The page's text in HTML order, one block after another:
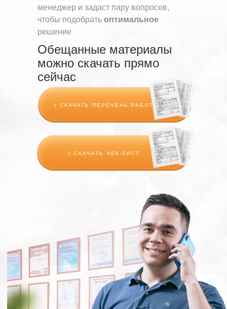
менеджер и задаст пару вопросов,
чтобы подобрать оптимальное
решение
Обещанные материалы
можно скачать прямо
сейчас
⭳ СКАЧАТЬ ПЕРЕЧЕНЬ РАБОТ
⭳ СКАЧАТЬ ЧЕК-ЛИСТ